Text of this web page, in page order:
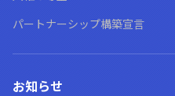
パートナーシップ構築宣言
お知らせ